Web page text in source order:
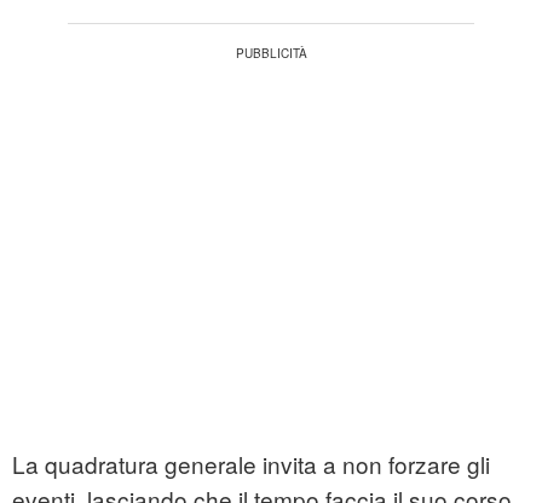
La quadratura generale invita a non forzare gli